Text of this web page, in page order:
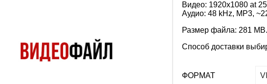
Видео: 1920х1080 at
Аудио: 48 kHz, MP3,
Размер файла: 281 MB.
Cпособ доставки
ФОРМАТ